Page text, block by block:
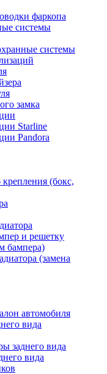
фаркопа
системы
системы
замка
Starline
Pandora
(бокс,
и решетку
бампера)
(замена
автомобиля
вида
заднего вида
вида